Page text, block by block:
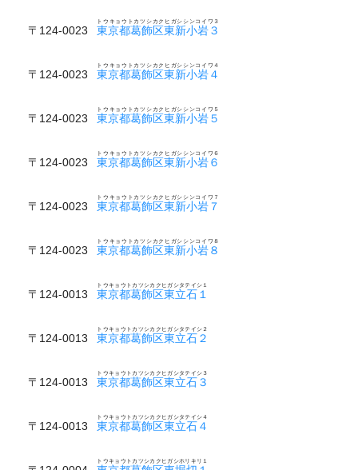
〒124-0023 東京都葛飾区東新小岩３
トウキョウトカツシカクヒガシシンコイワ３
〒124-0023 東京都葛飾区東新小岩４
トウキョウトカツシカクヒガシシンコイワ４
〒124-0023 東京都葛飾区東新小岩５
トウキョウトカツシカクヒガシシンコイワ５
〒124-0023 東京都葛飾区東新小岩６
トウキョウトカツシカクヒガシシンコイワ６
〒124-0023 東京都葛飾区東新小岩７
トウキョウトカツシカクヒガシシンコイワ７
〒124-0023 東京都葛飾区東新小岩８
トウキョウトカツシカクヒガシシンコイワ８
〒124-0013 東京都葛飾区東立石１
トウキョウトカツシカクヒガシタテイシ１
〒124-0013 東京都葛飾区東立石２
トウキョウトカツシカクヒガシタテイシ２
〒124-0013 東京都葛飾区東立石３
トウキョウトカツシカクヒガシタテイシ３
〒124-0013 東京都葛飾区東立石４
トウキョウトカツシカクヒガシタテイシ４
トウキョウトカツシカクヒガシホリキリ１